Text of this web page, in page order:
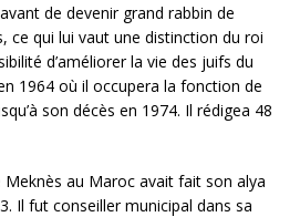
de devenir grand rabbin de
ce qui lui vaut une distinction du roi
d’améliorer la vie des juifs du
1964 où il occupera la fonction de
son décès en 1974. Il rédigea 48
Meknès au Maroc avait fait son alya
Il fut conseiller municipal dans sa